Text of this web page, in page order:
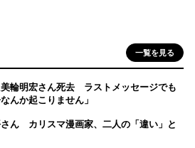
一覧を見る
輪明宏さん死去 ラストメッセージでも
んか起こりません」
ん カリスマ漫画家、二人の「違い」と